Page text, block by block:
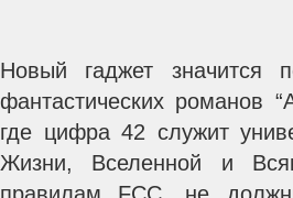
Новый гаджет значится
фантастических романов
где цифра 42 служит
Жизни, Вселенной и